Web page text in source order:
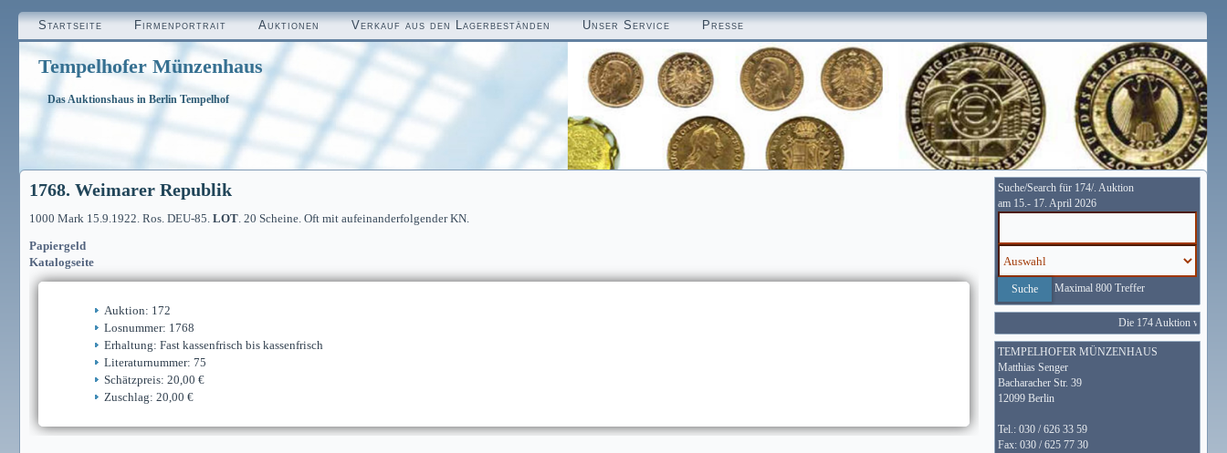
Startseite Firmenportrait Auktionen Verkauf aus den Lagerbeständen Unser Service Presse
Tempelhofer Münzenhaus
Das Auktionshaus in Berlin Tempelhof
1768. Weimarer Republik
1000 Mark 15.9.1922. Ros. DEU-85. LOT. 20 Scheine. Oft mit aufeinanderfolgender KN.
Papiergeld
Katalogseite
Auktion: 172
Losnummer: 1768
Erhaltung: Fast kassenfrisch bis kassenfrisch
Literaturnummer: 75
Schätzpreis: 20,00 €
Zuschlag: 20,00 €
Suche/Search für 174/. Auktion
am 15.- 17. April 2026
Maximal 800 Treffer
Die 174 Auktion wird
TEMPELHOFER MÜNZENHAUS
Matthias Senger
Bacharacher Str. 39
12099 Berlin
Tel.: 030 / 626 33 59
Fax: 030 / 625 77 30